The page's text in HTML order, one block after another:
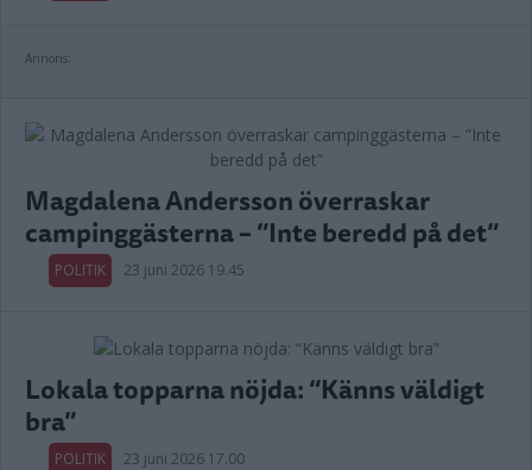
Annons:
Magdalena Andersson överraskar
campinggästerna – ”Inte beredd på det”
POLITIK 23 juni 2026 19.45
Lokala topparna nöjda: “Känns väldigt
bra”
POLITIK 23 juni 2026 17.00